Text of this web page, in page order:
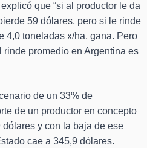
que “si al productor le da
59 dólares, pero si le rinde
4,0 toneladas x/ha, gana. Pero
promedio en Argentina es
de un 33% de
de un productor en concepto
y con la baja de ese
cae a 345,9 dólares.